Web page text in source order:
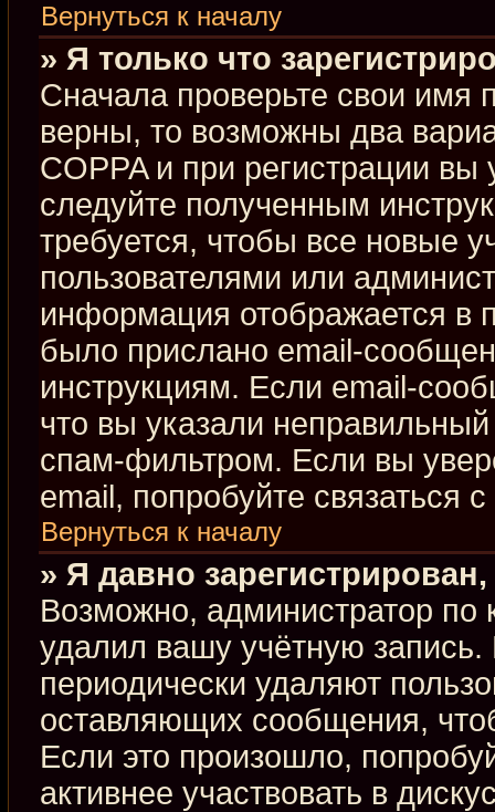
Вернуться к началу
» Я только что
Сначала проверьте свои имя
верны, то возможны два
COPPA и при регистрации
следуйте полученным
требуется, чтобы все новые
пользователями или
информация отображается в
было прислано email-
инструкциям. Если email-
что вы указали
спам-фильтром. Если вы
email, попробуйте связаться
Вернуться к началу
» Я давно
Возможно, администратор по
удалил вашу учётную
периодически удаляют
оставляющих сообщения,
Если это произошло,
активнее участвовать в